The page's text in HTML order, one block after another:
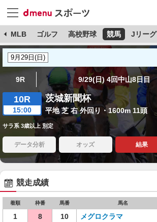
MLB ゴルフ 高校野球 競馬 Jリーグ
9R 9/29(日) 4回中山8日目
10R
15:00
茨城新聞杯
平地 芝 右 外回り・1600m 11頭
サラ系 3歳以上 別定
データ分析 オッズ 結果
競走成績
着順 枠番 馬番 馬名
1 8 10 メグロクラマ